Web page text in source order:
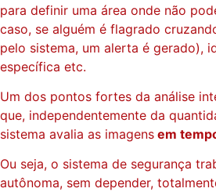
para definir uma área onde não
caso, se alguém é flagrado
pelo sistema, um alerta é gerado),
específica etc.
Um dos pontos fortes da análise
que, independentemente da
sistema avalia as imagens em
Ou seja, o sistema de segurança
autônoma, sem depender,